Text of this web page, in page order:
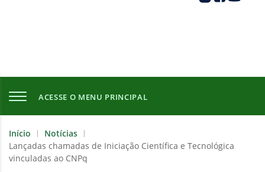
ACESSE O MENU PRINCIPAL
Início | Notícias |
Lançadas chamadas de Iniciação Científica e Tecnológica
vinculadas ao CNPq